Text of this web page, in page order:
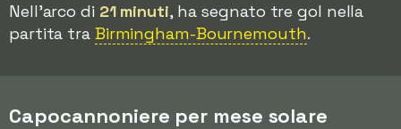
Nell'arco di 21 minuti, ha segnato tre gol nella
partita tra Birmingham-Bournemouth.
Capocannoniere per mese solare